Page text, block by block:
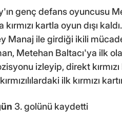
genç defans oyuncusu
kırmızı kartla oyun dışı
Manaj ile girdiği ikili
Metehan Baltacı'ya ilk
izleyip, direkt
ilk kırmızı
3. golünü kaydetti